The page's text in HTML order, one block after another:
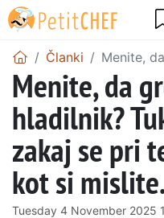
Članki Menite,
Menite, da
hladilnik?
zakaj se pri
kot si mislite.
Tuesday 4 November 2025